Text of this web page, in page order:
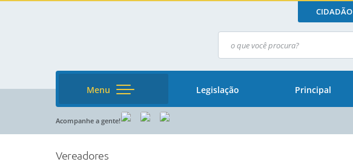
CIDADÃO
Menu Legislação Principal
Acompanhe a gente!
Vereadores